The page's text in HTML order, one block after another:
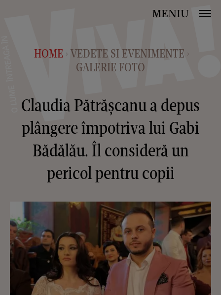
MENIU
HOME > VEDETE SI EVENIMENTE >
GALERIE FOTO
Claudia Pătrășcanu a depus
plângere împotriva lui Gabi
Bădălău. Îl consideră un
pericol pentru copii